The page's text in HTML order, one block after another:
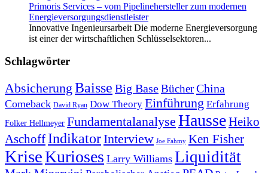
Primoris Services – vom Pipelinehersteller zum modernen
Energieversorgungsdienstleister
Innovative Ingenieursarbeit Die moderne Energieversorgung
ist einer der wirtschaftlichen Schlüsselsektoren...
Schlagwörter
Absicherung Baisse Big BaseBücherChina
Comeback David Ryan Dow Theory Einführung Erfahrung
Folker Hellmeyer Fundamentalanalyse HausseHeiko
Aschoff IndikatorInterview Joe Fahmy Ken Fisher
KriseKurioses Larry Williams Liquidität